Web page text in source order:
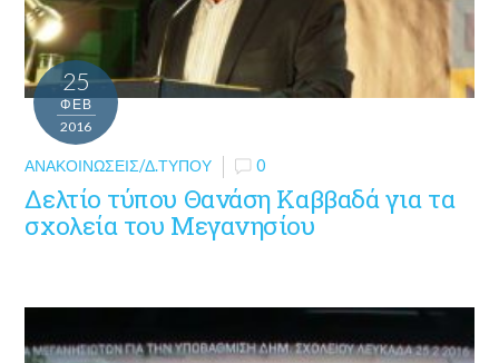
25
ΦΕΒ
2016
ΑΝΑΚΟΙΝΏΣΕΙΣ/Δ.ΤΎΠΟΥ 0
Δελτίο τύπου Θανάση Καββαδά για τα
σχολεία του Μεγανησίου